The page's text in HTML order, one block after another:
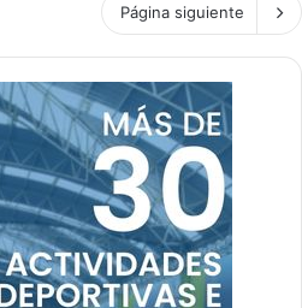
Página siguiente